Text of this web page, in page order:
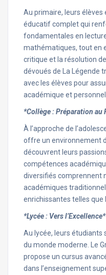
Au primaire, leurs
éducatif complet qui
fondamentales en
mathématiques, tout en
critique et la résolution
dévoués de La Légende
avec les élèves pour
académique et
*Collège : Préparation au
À l’approche de
offre un environnement
découvrent leurs
compétences
diversifiés comprennent
académiques
enrichissantes telles que
*Lycée : Vers l’Excellence*
Au lycée, leurs étudiants
du monde moderne. Le
propose un cursus
dans l’enseignement